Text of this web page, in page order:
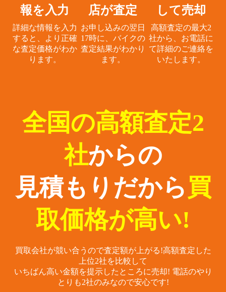
報を入力
詳細な情報を入力
すると、
より正確
な査定価格がわか
ります。
店が査定
お申し込みの翌日
17時に、 バイクの
査定結果がわかり
ます。
して売却
高額査定の最大2
社から、 お電話に
て詳細のご連絡を
いたします。
全国の高額査定2
社からの
見積もりだから 買
取価格が高い!
買取会社が競い合うので査定額が上がる!高額査定した
上位2社を比較して
いちばん高い金額を提示したところに売却! 電話のやり
とりも2社のみなので安心です!